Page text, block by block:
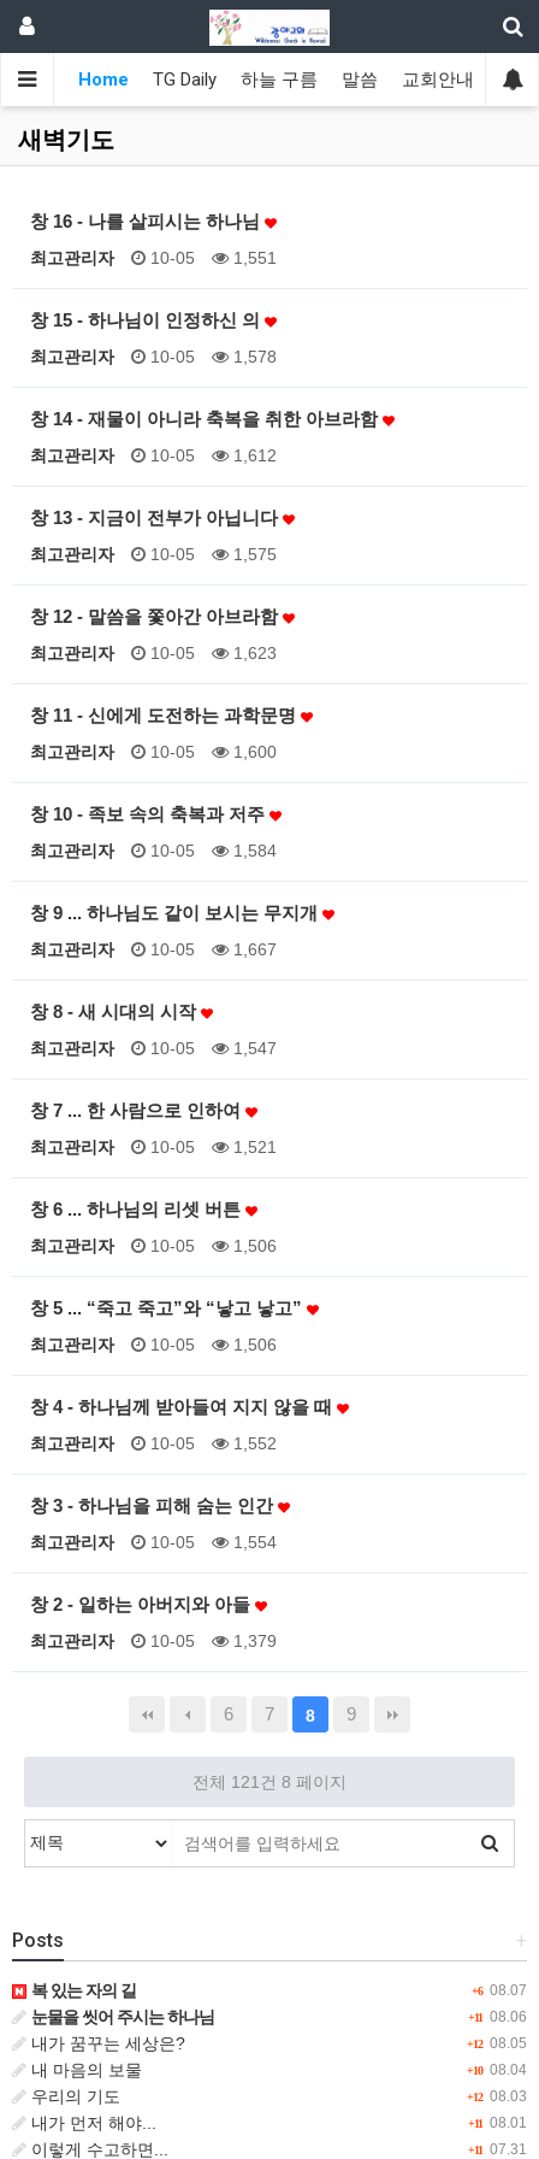
Home TG Daily 하늘 구름 말씀 교회안내 광
새벽기도
창 16 - 나를 살피시는 하나님
최고관리자 10-05 1,551
창 15 - 하나님이 인정하신 의
최고관리자 10-05 1,578
창 14 - 재물이 아니라 축복을 취한 아브라함
최고관리자 10-05 1,612
창 13 - 지금이 전부가 아닙니다
최고관리자 10-05 1,575
창 12 - 말씀을 쫓아간 아브라함
최고관리자 10-05 1,623
창 11 - 신에게 도전하는 과학문명
최고관리자 10-05 1,600
창 10 - 족보 속의 축복과 저주
최고관리자 10-05 1,584
창 9 ... 하나님도 같이 보시는 무지개
최고관리자 10-05 1,667
창 8 - 새 시대의 시작
최고관리자 10-05 1,547
창 7 ... 한 사람으로 인하여
최고관리자 10-05 1,521
창 6 ... 하나님의 리셋 버튼
최고관리자 10-05 1,506
창 5 ... “죽고 죽고”와 “낳고 낳고”
최고관리자 10-05 1,506
창 4 - 하나님께 받아들여 지지 않을 때
최고관리자 10-05 1,552
창 3 - 하나님을 피해 숨는 인간
최고관리자 10-05 1,554
창 2 - 일하는 아버지와 아들
최고관리자 10-05 1,379
6 7 8 9
전체 121건 8 페이지
+
Posts
+6 08.07
복 있는 자의 길
+11 08.06
눈물을 씻어 주시는 하나님
+12 08.05
내가 꿈꾸는 세상은?
+10 08.04
내 마음의 보물
+12 08.03
우리의 기도
+11 08.01
내가 먼저 해야...
+11 07.31
이렇게 수고하면...